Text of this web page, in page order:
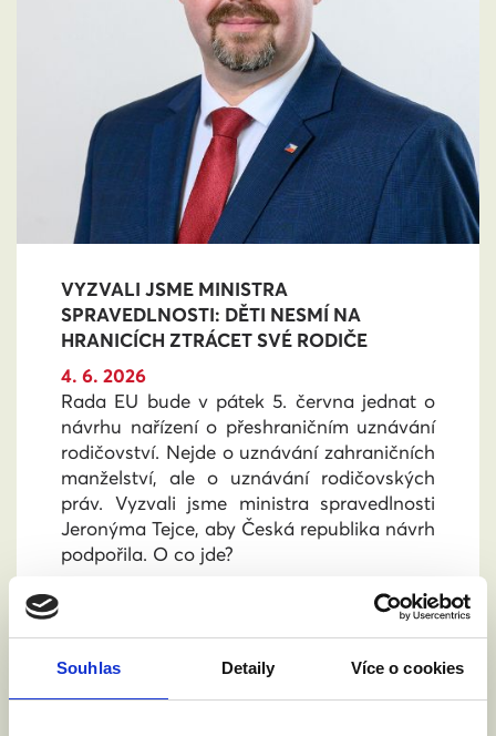
Souhlas Detaily Více o cookies
VYZVALI JSME MINISTRA
SPRAVEDLNOSTI: DĚTI NESMÍ NA
HRANICÍCH ZTRÁCET SVÉ RODIČE
4. 6. 2026
Rada EU bude v pátek 5. června jednat o
návrhu nařízení o přeshraničním uznávání
rodičovství. Nejde o uznávání zahraničních
manželství, ale o uznávání rodičovských
práv. Vyzvali jsme ministra spravedlnosti
Jeronýma Tejce, aby Česká republika návrh
podpořila. O co jde?
Číst článek